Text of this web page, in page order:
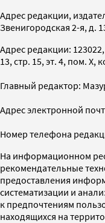
Адрес редакции,
Звенигородская 2-я, д.
Адрес редакции:
13, стр. 15, эт. 4, пом. X,
Главный редактор:
Адрес электронной
Номер телефона
На информационном
рекомендательные
предоставления
систематизации и
к предпочтениям
находящихся на